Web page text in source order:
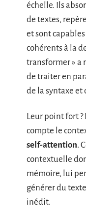
échelle. Ils
de textes,
et sont
cohérents à la
transformer » a
de traiter en
de la syntaxe et
Leur point fort ?
compte le
self-attention.
contextuelle
mémoire, lui
générer du
inédit.